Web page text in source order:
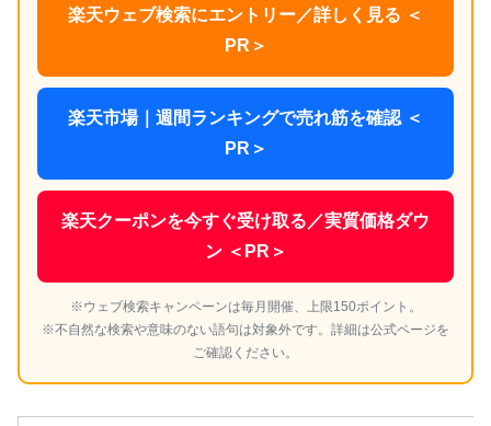
楽天ウェブ検索にエントリー／詳しく見る ＜
PR＞
楽天市場｜週間ランキングで売れ筋を確認 ＜
PR＞
楽天クーポンを今すぐ受け取る／実質価格ダウ
ン ＜PR＞
※ウェブ検索キャンペーンは毎月開催、上限150ポイント。
※不自然な検索や意味のない語句は対象外です。詳細は公式ページを
ご確認ください。